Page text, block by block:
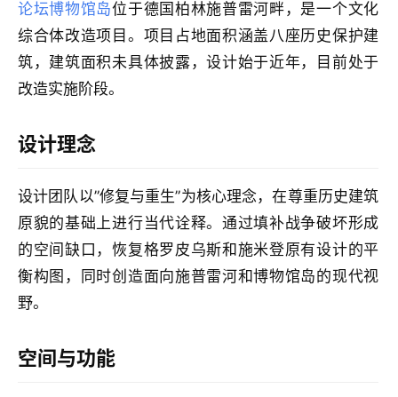
计
室
内
计
城
市
与
景
观
建
登录 注册
论坛博物馆岛位于德国柏林施普雷河畔，是一个文化
综合体改造项目。项目占地面积涵盖八座历史保护建
筑，建筑面积未具体披露，设计始于近年，目前处于
改造实施阶段。
设计理念
设计团队以”修复与重生”为核心理念，在尊重历史建筑
原貌的基础上进行当代诠释。通过填补战争破坏形成
的空间缺口，恢复格罗皮乌斯和施米登原有设计的平
衡构图，同时创造面向施普雷河和博物馆岛的现代视
野。
空间与功能